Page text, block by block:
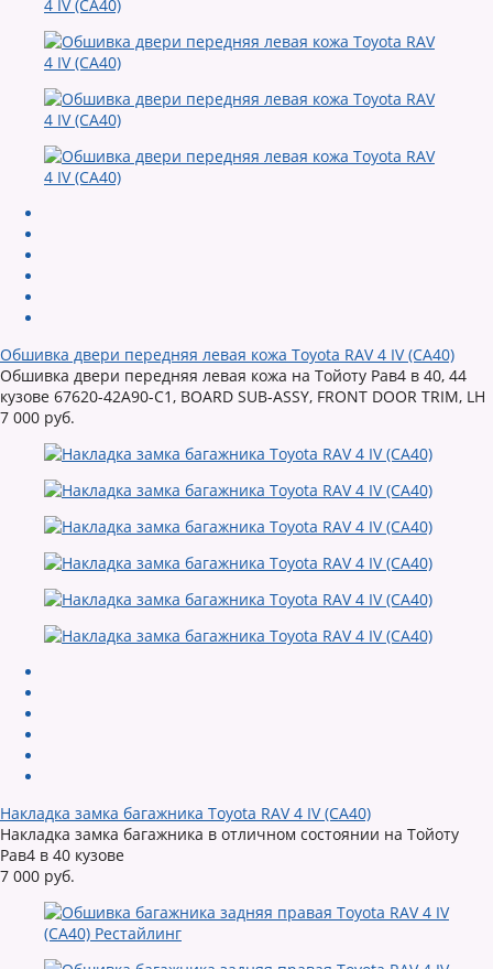
Обшивка двери передняя левая кожа Toyota RAV 4 IV (CA40)
Обшивка двери передняя левая кожа на Тойоту Рав4 в 40, 44
кузове 67620-42A90-C1, BOARD SUB-ASSY, FRONT DOOR TRIM, LH
7 000 руб.
Накладка замка багажника Toyota RAV 4 IV (CA40)
Накладка замка багажника в отличном состоянии на Тойоту
Рав4 в 40 кузове
7 000 руб.